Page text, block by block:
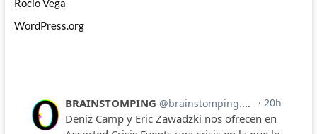
Rocío Vega
WordPress.org